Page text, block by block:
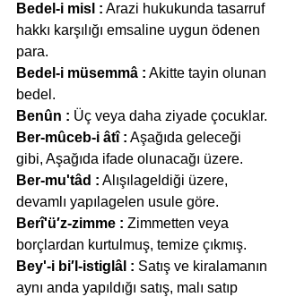
Bedel-i misl : Arazi hukukunda tasarruf
hakkı karşılığı emsaline uygun ödenen
para.
Bedel-i müsemmâ : Akitte tayin olunan
bedel.
Benûn : Üç veya daha ziyade çocuklar.
Ber-mûceb-i âtî : Aşağıda geleceği
gibi, Aşağıda ifade olunacağı üzere.
Ber-mu'tâd : Alışılageldiği üzere,
devamlı yapılagelen usule göre.
Berî'ü′z-zimme : Zimmetten veya
borçlardan kurtulmuş, temize çıkmış.
Bey'-i bi′l-istiglâl : Satış ve kiralamanın
aynı anda yapıldığı satış, malı satıp